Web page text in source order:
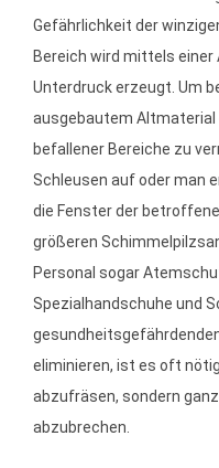
Gefährlichkeit der
Bereich wird mittels
Unterdruck erzeugt. Um
ausgebautem Altmaterial
befallener Bereiche zu
Schleusen auf oder man
die Fenster der
größeren
Personal sogar
Spezialhandschuhe und
eliminieren, ist es oft
abzufräsen, sondern
abzubrechen.